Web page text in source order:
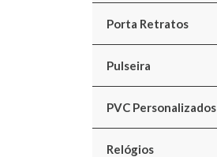
Porta Retratos
Pulseira
PVC Personalizados
Relógios